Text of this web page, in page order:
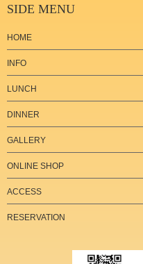
SIDE MENU
HOME
INFO
LUNCH
DINNER
GALLERY
ONLINE SHOP
ACCESS
RESERVATION